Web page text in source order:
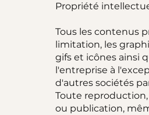
Propriété
Tous les contenus
limitation, les
gifs et icônes ainsi
l'entreprise à
d'autres sociétés
Toute
ou publication,